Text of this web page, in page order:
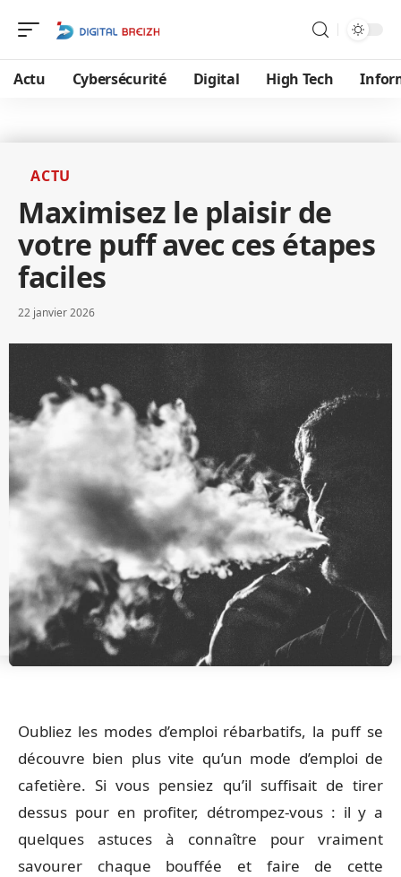
Actu Cybersécurité Digital High Tech
ACTU
Maximisez le plaisir de
votre puff avec ces étapes
faciles
22 janvier 2026
Oubliez les modes d’emploi rébarbatifs, la puff se
découvre bien plus vite qu’un mode d’emploi de
cafetière. Si vous pensiez qu’il suffisait de tirer
dessus pour en profiter, détrompez-vous : il y a
quelques astuces à connaître pour vraiment
savourer chaque bouffée et faire de cette